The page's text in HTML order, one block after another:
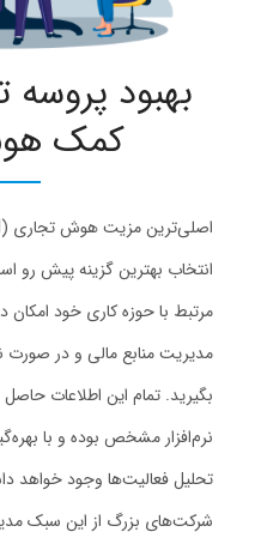
بهبود
کمک
انتخاب بهترین گزینه پیش رو
مرتبط با حوزه کاری خود امکان
مدیریت منابع مالی و در صورت
بگیرید. تمام این اطلاعات
نرم‌افزار مشخص بوده و با
تحلیل فعالیت‌ها وجود خواهد
شرکت‌های بزرگ از این سبک